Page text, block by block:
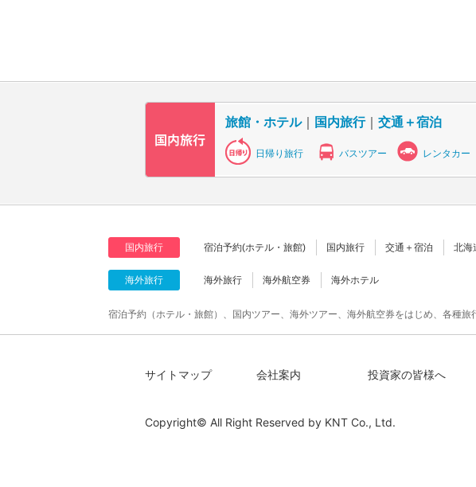
旅館・ホテル｜ 国内旅行｜ 交通＋宿泊
日帰り旅行 バスツアー レンタカー
国内旅行 宿泊予約(ホテル・旅館) 国内旅行 交通＋宿泊 北海
海外旅行 海外旅行 海外航空券 海外ホテル
宿泊予約（ホテル・旅館）、国内ツアー、海外ツアー、海外航空券をはじめ、各種
サイトマップ 会社案内 投資家の皆様へ
Copyright© All Right Reserved by KNT Co., Ltd.